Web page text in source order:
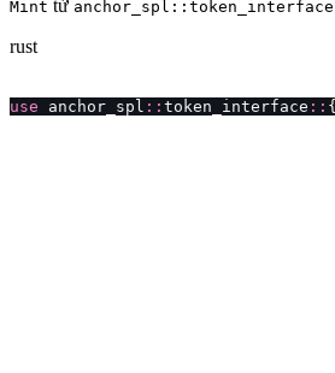
Mint từ anchor_spl::token_interface
rust
use anchor_spl :: token_interface :: {